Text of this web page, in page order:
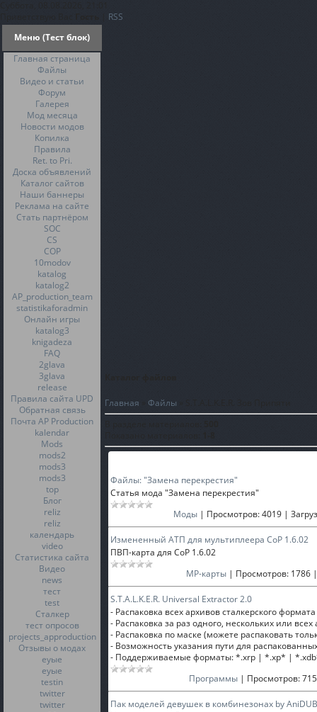
RSS
Меню (Тест блок)
Главная страница
Файлы
Видео и статьи
Форум
Галерея
Мод месяца
Новости модов
Копилка
Правила
Ret. to Pri.
Доска объявлений
Каталог сайтов
Наши баннеры
Реклама на сайте
Стать партнёром
SOC
CS
COP
10modov
katalog
katalog2
AP_production_team
statistikaforadmin
Онлайн игры
katalog3
knigadeza
FAQ
2glava
3glava
release
Правила сайта UPD
Обратная связь
Почта AP Production
kalendar
Mods
mods2
mods3
mods3
top
Блог
reliz
reliz
календарь
video
Статистика сайта
Видео
news
тест
test
Сталкер
тест опросов
projects_approduction
Отзывы о модах
еуые
еуые
testin
twitter
twitter
Главная Файлы
Файлы: "Замена перекрестия"
Статья мода "Замена перекрестия"
Моды | Просмотров:4019 |
Измененный АТП для мультиплеера CoP 1.6.02
ПВП-карта для CoP 1.6.02
МР-карты| Просмотров: 1786
S.T.A.L.K.E.R. Universal Extractor 2.0
- Распаковка всех архивов сталкерского
- Распаковка за раз одного, нескольких или
- Распаковка по маске (можете распаковать
- Возможность указания пути для
- Поддерживаемые форматы: *.xrp | *.xp* |
Программы | Просмотров:
Пак моделей девушек в комбинезонах by